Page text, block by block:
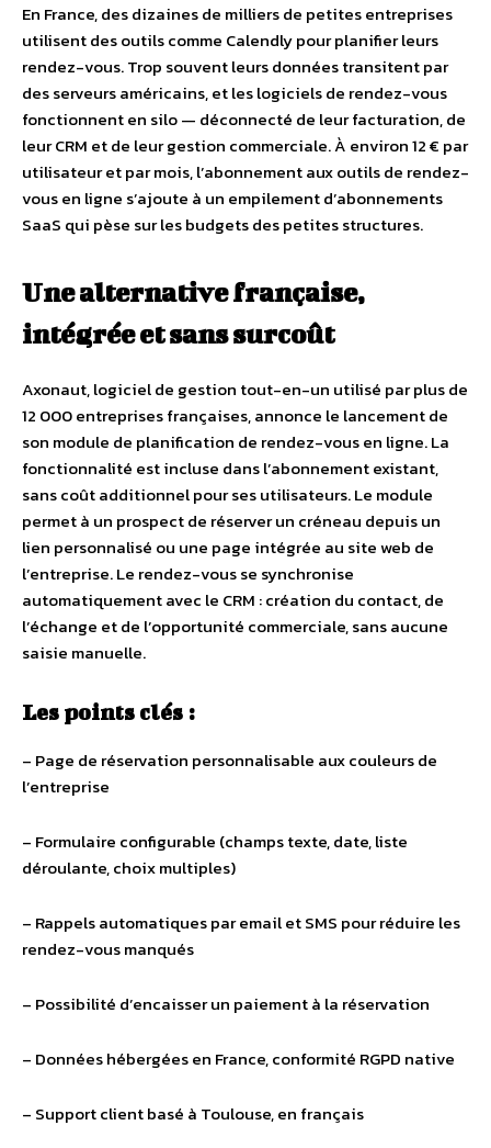
En France, des dizaines de milliers de petites entreprises
utilisent des outils comme Calendly pour planifier leurs
rendez-vous. Trop souvent leurs données transitent par
des serveurs américains, et les logiciels de rendez-vous
fonctionnent en silo — déconnecté de leur facturation, de
leur CRM et de leur gestion commerciale. À environ 12 € par
utilisateur et par mois, l’abonnement aux outils de rendez-
vous en ligne s’ajoute à un empilement d’abonnements
SaaS qui pèse sur les budgets des petites structures.
Une alternative française,
intégrée et sans surcoût
Axonaut, logiciel de gestion tout-en-un utilisé par plus de
12 000 entreprises françaises, annonce le lancement de
son module de planification de rendez-vous en ligne. La
fonctionnalité est incluse dans l’abonnement existant,
sans coût additionnel pour ses utilisateurs. Le module
permet à un prospect de réserver un créneau depuis un
lien personnalisé ou une page intégrée au site web de
l’entreprise. Le rendez-vous se synchronise
automatiquement avec le CRM : création du contact, de
l’échange et de l’opportunité commerciale, sans aucune
saisie manuelle.
Les points clés :
– Page de réservation personnalisable aux couleurs de
l’entreprise
– Formulaire configurable (champs texte, date, liste
déroulante, choix multiples)
– Rappels automatiques par email et SMS pour réduire les
rendez-vous manqués
– Possibilité d’encaisser un paiement à la réservation
– Données hébergées en France, conformité RGPD native
– Support client basé à Toulouse, en français